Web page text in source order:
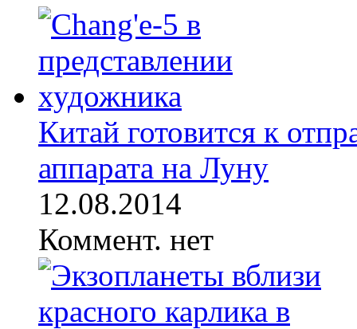
Китай готовится к
аппарата на Луну
12.08.2014
Коммент. нет